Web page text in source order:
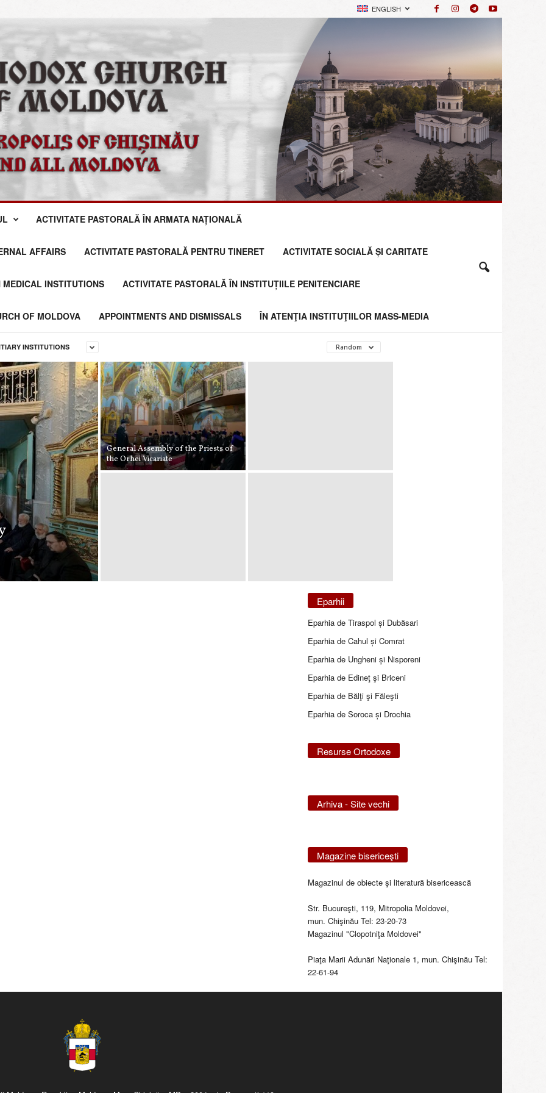
ENGLISH
ACTIVITATE PASTORALĂ ÎN ARMATA NAȚIONALĂ
AFFAIRS ACTIVITATE PASTORALĂ PENTRU TINERET ACTIVITATE SOCIALĂ ȘI CARITATE
INSTITUTIONS ACTIVITATE PASTORALĂ ÎN INSTITUȚIILE PENITENCIARE
OF MOLDOVA APPOINTMENTS AND DISMISSALS ÎN ATENŢIA INSTITUŢIILOR MASS-MEDIA
INSTITUTIONS Random
General Assembly of the Priests of
the Orhei Vicariate
Eparhii
Eparhia de Tiraspol și Dubăsari
Eparhia de Cahul și Comrat
Eparhia de Ungheni și Nisporeni
Eparhia de Edineţ şi Briceni
Eparhia de Bălţi şi Făleşti
Eparhia de Soroca și Drochia
Resurse Ortodoxe
Arhiva - Site vechi
Magazine bisericeşti
Magazinul de obiecte şi literatură bisericească
Str. Bucureşti, 119, Mitropolia Moldovei,
mun. Chişinău Tel: 23-20-73
Magazinul "Clopotniţa Moldovei"
Piaţa Marii Adunări Naţionale 1, mun. Chişinău Tel:
22-61-94